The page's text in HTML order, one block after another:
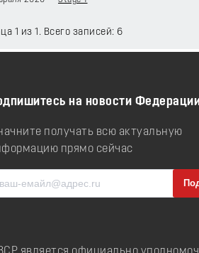
1 из 1. Всего записей: 6
на новости
получать всю актуальную
прямо сейчас